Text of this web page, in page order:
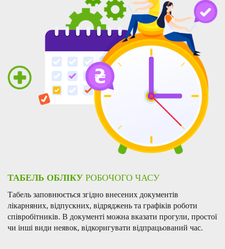
ТАБЕЛЬ ОБЛІКУ РОБОЧОГО ЧАСУ
Табель заповнюється згідно внесених документів
лікарняних, відпускних, відряджень та графіків роботи
співробітників. В документі можна вказати прогули, простої
чи інші види неявок, відкоригувати відпрацьований час.